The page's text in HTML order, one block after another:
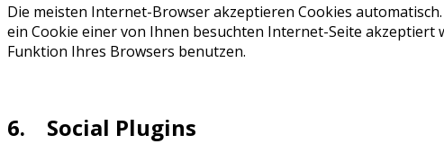
Die meisten Internet-Browser akzeptieren Cookies
ein Cookie einer von Ihnen besuchten Internet-Seite akzeptiert
Funktion Ihres Browsers benutzen.
6. Social Plugins